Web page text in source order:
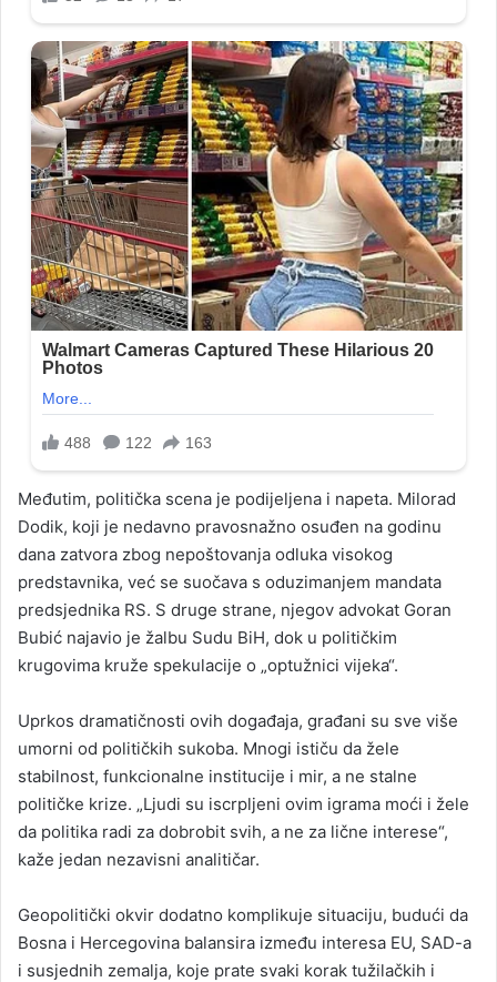
Međutim, politička scena je podijeljena i napeta. Milorad
Dodik, koji je nedavno pravosnažno osuđen na godinu
dana zatvora zbog nepoštovanja odluka visokog
predstavnika, već se suočava s oduzimanjem mandata
predsjednika RS. S druge strane, njegov advokat Goran
Bubić najavio je žalbu Sudu BiH, dok u političkim
krugovima kruže spekulacije o „optužnici vijeka“.
Uprkos dramatičnosti ovih događaja, građani su sve više
umorni od političkih sukoba. Mnogi ističu da žele
stabilnost, funkcionalne institucije i mir, a ne stalne
političke krize. „Ljudi su iscrpljeni ovim igrama moći i žele
da politika radi za dobrobit svih, a ne za lične interese“,
kaže jedan nezavisni analitičar.
Geopolitički okvir dodatno komplikuje situaciju, budući da
Bosna i Hercegovina balansira između interesa EU, SAD-a
i susjednih zemalja, koje prate svaki korak tužilačkih i